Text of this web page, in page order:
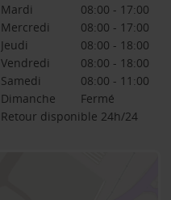
Mardi
08:00 - 17:00
Mercredi
08:00 - 17:00
Jeudi
08:00 - 18:00
Vendredi
08:00 - 18:00
Samedi
08:00 - 11:00
Dimanche
Fermé
Retour disponible 24h/24